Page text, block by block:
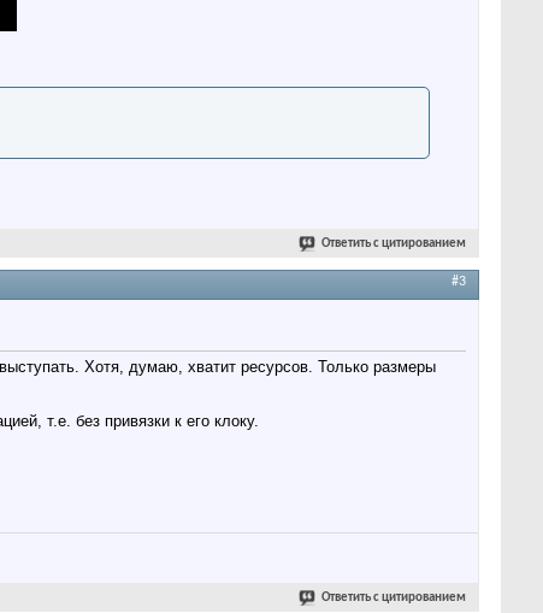
Ответить с цитированием
#3
Хотя, думаю, хватит ресурсов. Только размеры
т.е. без привязки к его клоку.
Ответить с цитированием